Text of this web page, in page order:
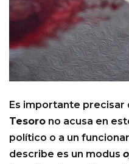
Es importante precisar
Tesoro no acusa en
político o a un
describe es un modus